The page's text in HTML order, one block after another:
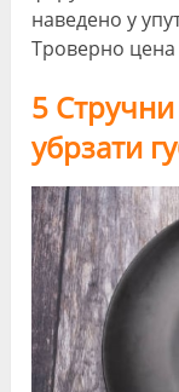
наведено у
Троверно цена
5 Стручни
убрзати